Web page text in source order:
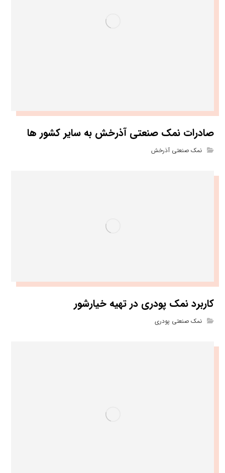
صادرات نمک صنعتی آذرخش به سایر کشور ها
نمک صنعتی آذرخش
کاربرد نمک پودری در تهیه خیارشور
نمک صنعتی پودری